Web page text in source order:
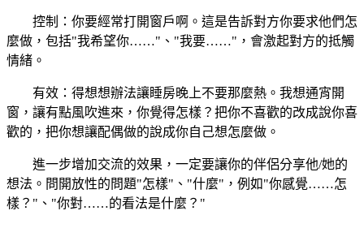
控制：你要經常打開窗戶啊。這是告訴對方你要求他們怎
麼做，包括"我希望你……"、"我要……"，會激起對方的抵觸
情緒。
有效：得想想辦法讓睡房晚上不要那麼熱。我想通宵開
窗，讓有點風吹進來，你覺得怎樣？把你不喜歡的改成說你喜
歡的，把你想讓配偶做的說成你自己想怎麼做。
進一步增加交流的效果，一定要讓你的伴侶分享他/她的
想法。問開放性的問題"怎樣"、"什麼"，例如"你感覺……怎
樣？"、"你對……的看法是什麼？"